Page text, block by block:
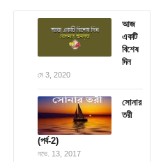
আজ
একটি
বিশেষ
দিন
মে 3, 2020
সোনার
তরী
(পর্ব-2)
নভে. 13, 2017